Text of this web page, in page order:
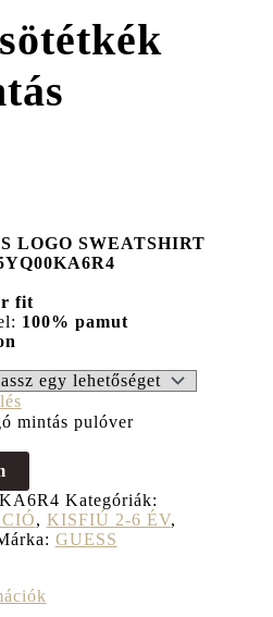
LOGO SWEATSHIRT
fit
100% pamut
mintás pulóver
Kategóriák:
, KISFIÚ 2-6 ÉV,
GUESS